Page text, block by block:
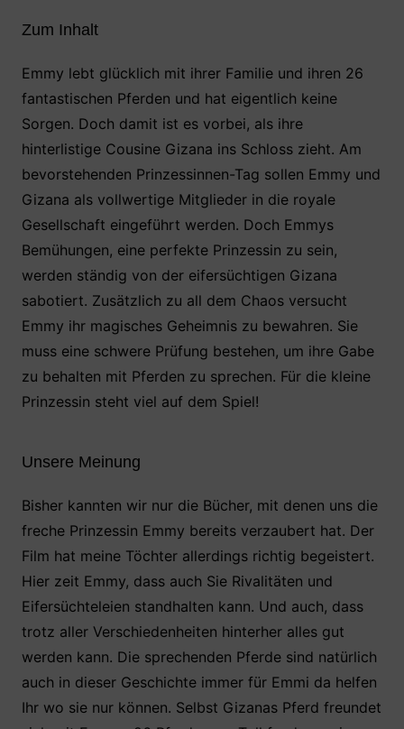
Zum Inhalt
Emmy lebt glücklich mit ihrer Familie und ihren 26
fantastischen Pferden und hat eigentlich keine
Sorgen. Doch damit ist es vorbei, als ihre
hinterlistige Cousine Gizana ins Schloss zieht. Am
bevorstehenden Prinzessinnen-Tag sollen Emmy und
Gizana als vollwertige Mitglieder in die royale
Gesellschaft eingeführt werden. Doch Emmys
Bemühungen, eine perfekte Prinzessin zu sein,
werden ständig von der eifersüchtigen Gizana
sabotiert. Zusätzlich zu all dem Chaos versucht
Emmy ihr magisches Geheimnis zu bewahren. Sie
muss eine schwere Prüfung bestehen, um ihre Gabe
zu behalten mit Pferden zu sprechen. Für die kleine
Prinzessin steht viel auf dem Spiel!
Unsere Meinung
Bisher kannten wir nur die Bücher, mit denen uns die
freche Prinzessin Emmy bereits verzaubert hat. Der
Film hat meine Töchter allerdings richtig begeistert.
Hier zeit Emmy, dass auch Sie Rivalitäten und
Eifersüchteleien standhalten kann. Und auch, dass
trotz aller Verschiedenheiten hinterher alles gut
werden kann. Die sprechenden Pferde sind natürlich
auch in dieser Geschichte immer für Emmi da helfen
Ihr wo sie nur können. Selbst Gizanas Pferd freundet